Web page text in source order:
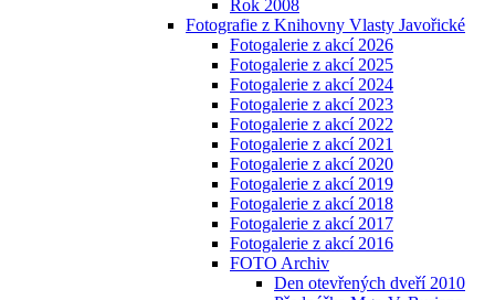
Rok 2008
Fotografie z Knihovny Vlasty Javořické
Fotogalerie z akcí 2026
Fotogalerie z akcí 2025
Fotogalerie z akcí 2024
Fotogalerie z akcí 2023
Fotogalerie z akcí 2022
Fotogalerie z akcí 2021
Fotogalerie z akcí 2020
Fotogalerie z akcí 2019
Fotogalerie z akcí 2018
Fotogalerie z akcí 2017
Fotogalerie z akcí 2016
FOTO Archiv
Den otevřených dveří 2010